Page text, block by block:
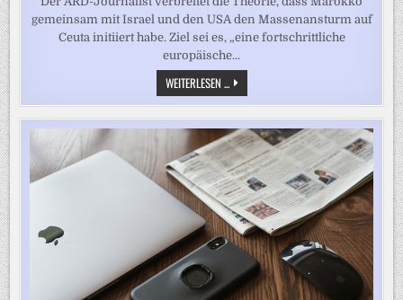
gemeinsam mit Israel und den USA den Massenansturm auf
Ceuta initiiert habe. Ziel sei es, „eine fortschrittliche
europäische...
WEITERLESEN ...GEORG
RESTLE
VERMUTET
HINTER
MIGRANTENANSTURM
AUF
CEUTA
US-
ISRAELISCH-
MAROKKANISCHE
GEHEIMAKTION